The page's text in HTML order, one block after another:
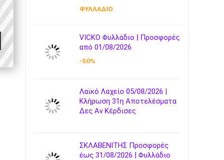
ΦΥΛΛΑΔΙΟ
VICKO Φυλλάδιο | Προσφορές
από 01/08/2026
-50%
Λαϊκό Λαχείο 05/08/2026 |
Κλήρωση 31η Αποτελέσματα
Δες Αν Κέρδισες
ΣΚΛΑΒΕΝΙΤΗΣ Προσφορές
έως 31/08/2026 | Φυλλάδιο